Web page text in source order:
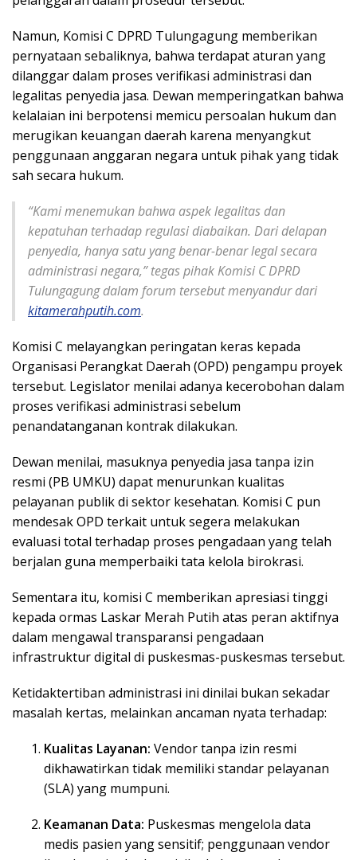
Namun, Komisi C DPRD Tulungagung memberikan
pernyataan sebaliknya, bahwa terdapat aturan yang
dilanggar dalam proses verifikasi administrasi dan
legalitas penyedia jasa. Dewan memperingatkan bahwa
kelalaian ini berpotensi memicu persoalan hukum dan
merugikan keuangan daerah karena menyangkut
penggunaan anggaran negara untuk pihak yang tidak
sah secara hukum.
“Kami menemukan bahwa aspek legalitas dan
kepatuhan terhadap regulasi diabaikan. Dari delapan
penyedia, hanya satu yang benar-benar legal secara
administrasi negara,” tegas pihak Komisi C DPRD
Tulungagung dalam forum tersebut menyandur dari
kitamerahputih.com.
Komisi C melayangkan peringatan keras kepada
Organisasi Perangkat Daerah (OPD) pengampu proyek
tersebut. Legislator menilai adanya kecerobohan dalam
proses verifikasi administrasi sebelum
penandatanganan kontrak dilakukan.
Dewan menilai, masuknya penyedia jasa tanpa izin
resmi (PB UMKU) dapat menurunkan kualitas
pelayanan publik di sektor kesehatan. Komisi C pun
mendesak OPD terkait untuk segera melakukan
evaluasi total terhadap proses pengadaan yang telah
berjalan guna memperbaiki tata kelola birokrasi.
Sementara itu, komisi C memberikan apresiasi tinggi
kepada ormas Laskar Merah Putih atas peran aktifnya
dalam mengawal transparansi pengadaan
infrastruktur digital di puskesmas-puskesmas tersebut.
Ketidaktertiban administrasi ini dinilai bukan sekadar
masalah kertas, melainkan ancaman nyata terhadap:
Kualitas Layanan: Vendor tanpa izin resmi
dikhawatirkan tidak memiliki standar pelayanan
(SLA) yang mumpuni.
Keamanan Data: Puskesmas mengelola data
medis pasien yang sensitif; penggunaan vendor